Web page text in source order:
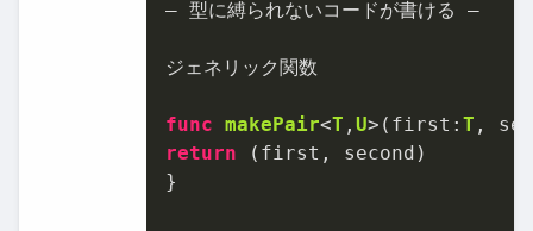
― 型に縛られないコードが書ける ―
ジェネリック関数
func makePair<T , U>( first : T ,
return (first, second)
}